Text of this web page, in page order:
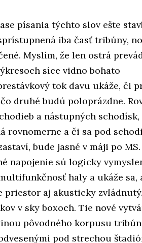
písania týchto slov ešte
iba časť tribúny,
Myslím, že len ostrá
síce vidno bohato
tok davu ukáže, či
druhé budú poloprázdne.
a nástupných schodísk,
rovnomerne a či sa pod
bude jasné v máji po MS.
napojenie sú logicky
haly a ukáže sa,
priestor aj akusticky zvládnutý.
v sky boxoch. Tie nové
pôvodného korpusu
pod strechou